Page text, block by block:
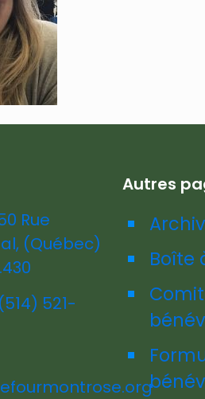
Rue
(Québec)
(514) 521-
Autres
Boîte